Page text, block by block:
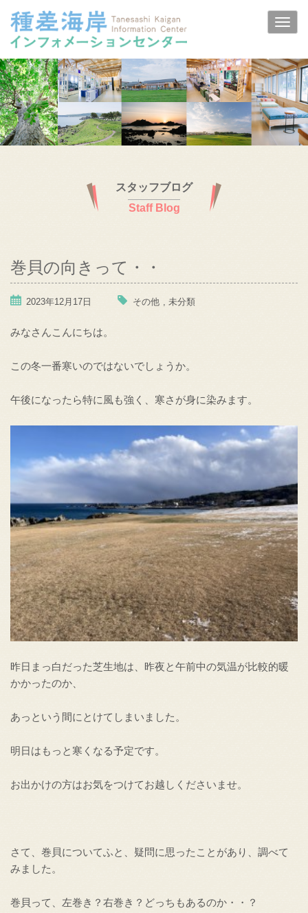
スタッフブログ
Staff Blog
巻貝の向きって・・
2023年12月17日 その他 , 未分類
みなさんこんにちは。
この冬一番寒いのではないでしょうか。
午後になったら特に風も強く、寒さが身に染みます。
昨日まっ白だった芝生地は、昨夜と午前中の気温が比較的暖
かかったのか、
あっという間にとけてしまいました。
明日はもっと寒くなる予定です。
お出かけの方はお気をつけてお越しくださいませ。
さて、巻貝についてふと、疑問に思ったことがあり、調べて
みました。
巻貝って、左巻き？右巻き？どっちもあるのか・・？